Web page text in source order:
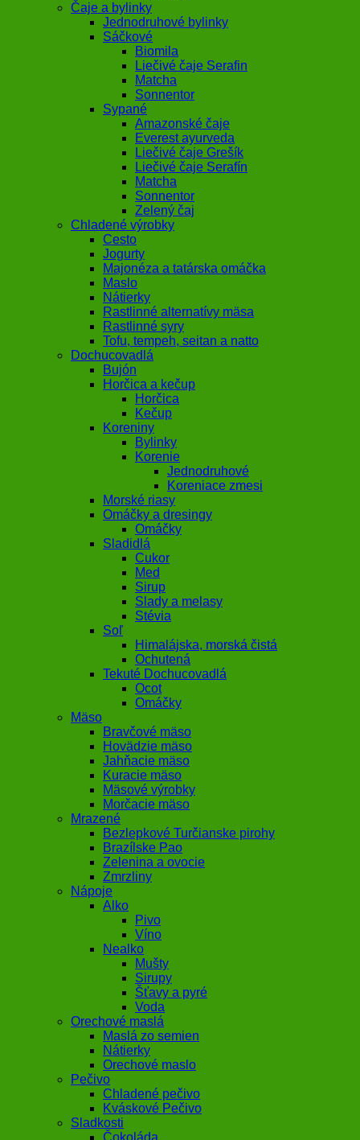
Čaje a bylinky
Jednodruhové bylinky
Sáčkové
Biomila
Liečivé čaje Serafin
Matcha
Sonnentor
Sypané
Amazonské čaje
Everest ayurveda
Liečivé čaje Grešík
Liečivé čaje Serafín
Matcha
Sonnentor
Zelený čaj
Chladené výrobky
Cesto
Jogurty
Majonéza a tatárska omáčka
Maslo
Nátierky
Rastlinné alternatívy mäsa
Rastlinné syry
Tofu, tempeh, seitan a natto
Dochucovadlá
Bujón
Horčica a kečup
Horčica
Kečup
Koreniny
Bylinky
Korenie
Jednodruhové
Koreniace zmesi
Morské riasy
Omáčky a dresingy
Omáčky
Sladidlá
Cukor
Med
Sirup
Slady a melasy
Stévia
Soľ
Himalájska, morská čistá
Ochutená
Tekuté Dochucovadlá
Ocot
Omáčky
Mäso
Bravčové mäso
Hovädzie mäso
Jahňacie mäso
Kuracie mäso
Mäsové výrobky
Morčacie mäso
Mrazené
Bezlepkové Turčianske pirohy
Brazílske Pao
Zelenina a ovocie
Zmrzliny
Nápoje
Alko
Pivo
Víno
Nealko
Mušty
Sirupy
Šťavy a pyré
Voda
Orechové maslá
Maslá zo semien
Nátierky
Orechové maslo
Pečivo
Chladené pečivo
Kváskové Pečivo
Sladkosti
Čokoláda